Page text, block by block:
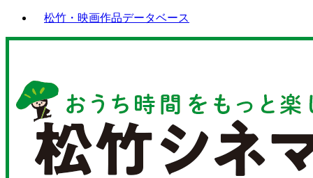
松竹・映画作品データベース